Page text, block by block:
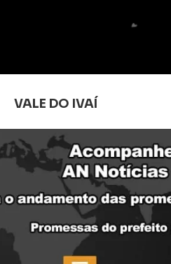
VALE DO IVAÍ